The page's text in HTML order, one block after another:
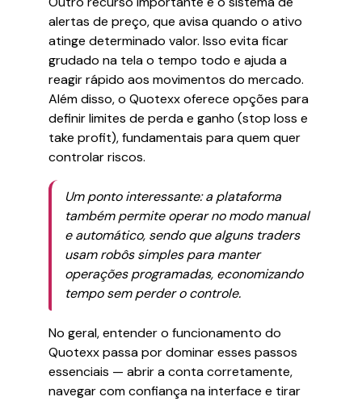
alertas de preço, que avisa quando o ativo
atinge determinado valor. Isso evita ficar
grudado na tela o tempo todo e ajuda a
reagir rápido aos movimentos do mercado.
Além disso, o Quotexx oferece opções para
definir limites de perda e ganho (stop loss e
take profit), fundamentais para quem quer
controlar riscos.
Um ponto interessante: a plataforma
também permite operar no modo manual
e automático, sendo que alguns traders
usam robôs simples para manter
operações programadas, economizando
tempo sem perder o controle.
No geral, entender o funcionamento do
Quotexx passa por dominar esses passos
essenciais — abrir a conta corretamente,
navegar com confiança na interface e tirar